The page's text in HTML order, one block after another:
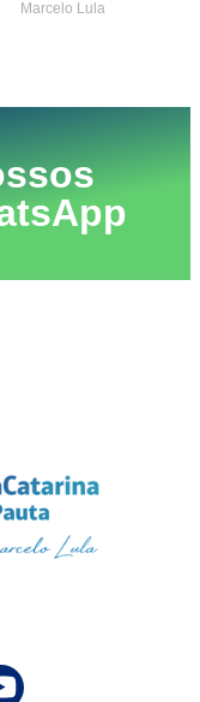
Marcelo Lula